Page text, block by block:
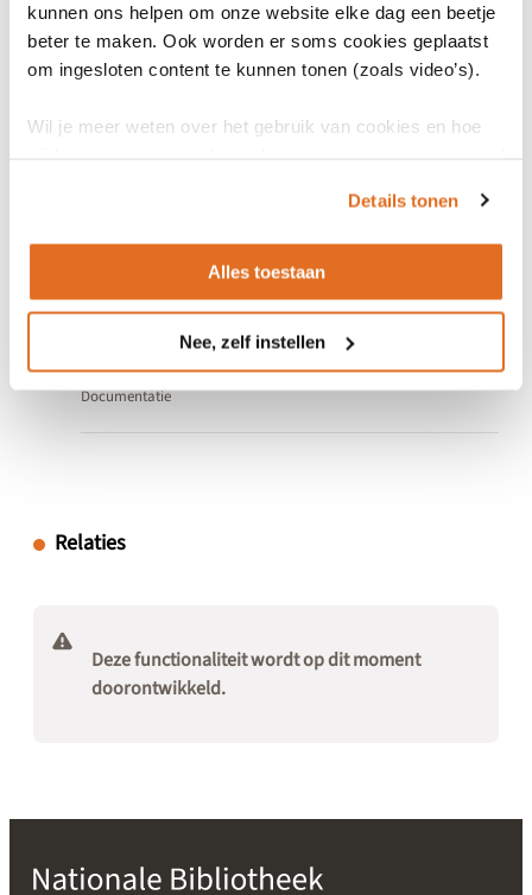
kunnen ons helpen om onze website elke dag een beetje
beter te maken. Ook worden er soms cookies geplaatst
om ingesloten content te kunnen tonen (zoals video’s).
Wil je meer weten over het gebruik van cookies en hoe
Details tonen
Alles toestaan
Nee, zelf instellen
Datum release
1 januari 2015 Vastgesteld
Algemene informatie
NEN 7512: 2015
Documentatie
Relaties
Deze functionaliteit wordt op dit moment
doorontwikkeld.